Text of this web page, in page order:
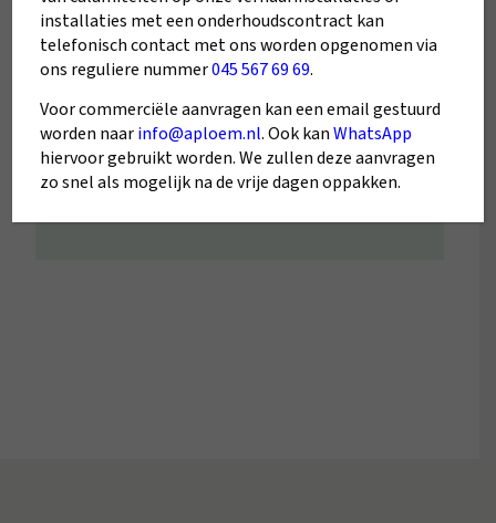
het bedrijf voor een offerte en de
installatie, was alles super professioneel!
Bedankt voor het werk heren!
5/5
installaties met een onderhoudscontract kan
telefonisch contact met ons worden opgenomen via
ons reguliere nummer045 567 69 69.
Voor commerciële aanvragen kan een email gestuurd
worden naarinfo@aploem.nl. Ook kanWhatsApp
hiervoor gebruikt worden. We zullen deze aanvragen
zo snel als mogelijk na de vrije dagen oppakken.